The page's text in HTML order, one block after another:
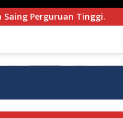
PT Pegadaian Kanwil VI